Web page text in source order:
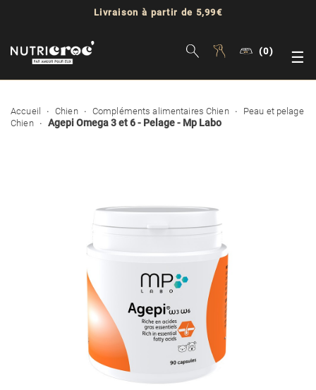
Livraison à partir de 5,99€
(0) ☰
Accueil Chien Compléments alimentaires Chien
Peau et pelage
Chien
Agepi Omega 3 et 6 - Pelage - Mp Labo